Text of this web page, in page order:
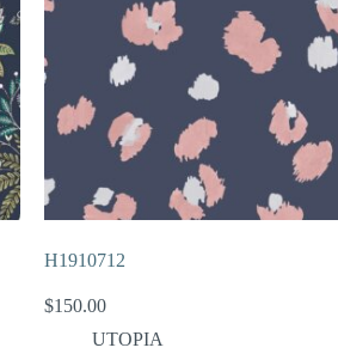
H1910712
$150.00
UTOPIA